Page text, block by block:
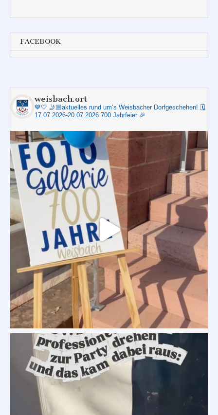
FACEBOOK
weisbach.ort
💙🤍 🤳🏼aktuelles rund um‘s Weisbacher Dorfgeschehen! 🗓️
17.07.2026-20.07.2026 700 Jahrfeier 🎉